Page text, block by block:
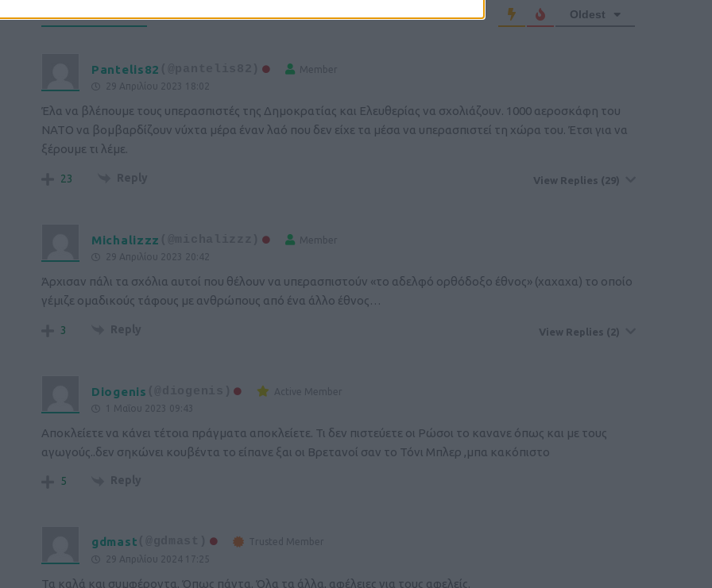
Oldest
Pantelis82
Member
29 Απριλίου 2023 18:02
Έλα να βλέπουμε τους υπερασπιστές της Δημοκρατίας και Ελευθερίας να σχολιάζουν. 1000 αεροσκάφη του
ΝΑΤΟ να βομβαρδίζουν νύχτα μέρα έναν λαό που δεν είχε τα μέσα να υπερασπιστεί τη χώρα του. Έτσι για να
ξέρουμε τι λέμε.
23 Reply View Replies (29)
Michalizzz
Member
29 Απριλίου 2023 20:42
Άρχισαν πάλι τα σχόλια αυτοί που θέλουν να υπερασπιστούν «το αδελφό ορθόδοξο έθνος» (χαχαχα) το οποίο
γέμιζε ομαδικούς τάφους με ανθρώπους από ένα άλλο έθνος…
3 Reply View Replies (2)
Diogenis
Active Member
1 Μαΐου 2023 09:43
Αποκλείετε να κάνει τέτοια πράγματα αποκλείετε. Τι δεν πιστεύετε οι Ρώσοι το κανανε όπως και με τους
αγωγούς..δεν σηκώνει κουβέντα το είπανε ξαι οι Βρετανοί σαν το Τόνι Μπλερ ,μπα κακόπιστο
5 Reply
gdmast
Trusted Member
29 Απριλίου 2024 17:25
Τα καλά και συμφέροντα. Όπως πάντα. Όλα τα άλλα, αφέλειες για τους αφελείς.